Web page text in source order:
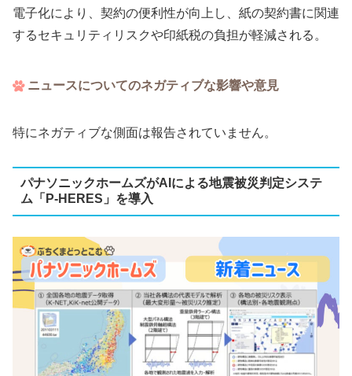
電子化により、契約の便利性が向上し、紙の契約書に関連
するセキュリティリスクや印紙税の負担が軽減される。
ニュースについてのネガティブな影響や意見
特にネガティブな側面は報告されていません。
パナソニックホームズがAIによる地震被災判定システ
ム「P-HERES」を導入